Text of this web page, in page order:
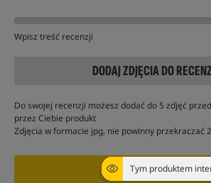
Tym produktem
Wpisz treść recenzji
DODAJ ZDJĘCIA DO
Do swojej recenzji możesz dodać do 5 zdjęć
przez Ciebie produkt
Zdjęcia w formacie jpg, nie powinny przekraczać